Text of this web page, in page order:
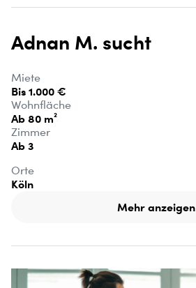
Adnan M. sucht
Miete
Bis 1.000 €
Wohnfläche
Ab 80 m²
Zimmer
Ab 3
Orte
Köln
Mehr anzeigen